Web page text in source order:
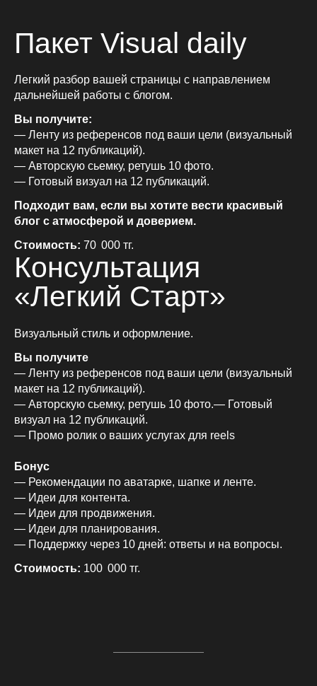
Пакет Visual daily
Легкий разбор вашей страницы с направлением
дальнейшей работы с блогом.
Вы получите:
— Ленту из референсов под ваши цели (визуальный
макет на 12 публикаций).
— Авторскую сьемку, ретушь 10 фото.
— Готовый визуал на 12 публикаций.
Подходит вам, если вы хотите вести красивый
блог с атмосферой и доверием.
Стоимость: 70 000 тг.
Консультация
«Легкий Старт»
Визуальный стиль и оформление.
Вы получите
— Ленту из референсов под ваши цели (визуальный
макет на 12 публикаций).
— Авторскую сьемку, ретушь 10 фото.— Готовый
визуал на 12 публикаций.
— Промо ролик о ваших услугах для reels
Бонус
— Рекомендации по аватарке, шапке и ленте.
— Идеи для контента.
— Идеи для продвижения.
— Идеи для планирования.
— Поддержку через 10 дней: ответы и на вопросы.
Стоимость: 100 000 тг.